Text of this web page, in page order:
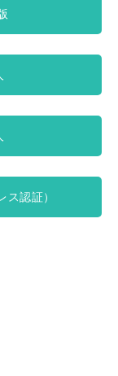
認証）